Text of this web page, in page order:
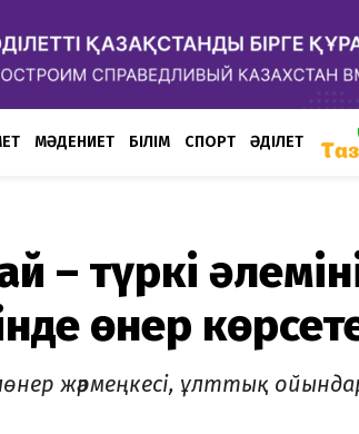
МӘДЕНИЕТ БІЛІМ СПОРТ ӘДІЛЕТ
– түркі
өнер
жәрмеңкесі, ұлттық